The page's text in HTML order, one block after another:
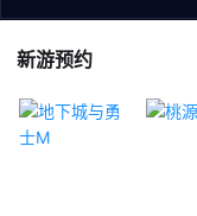
新游预约